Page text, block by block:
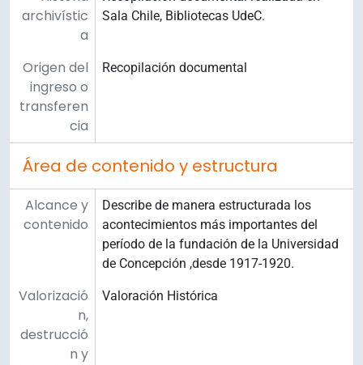
archivístic
a
Sala Chile, Bibliotecas UdeC.
Origen del
ingreso o
transferen
cia
Recopilación documental
Área de contenido y estructura
Alcance y
contenido
Describe de manera estructurada los
acontecimientos más importantes del
período de la fundación de la Universidad
de Concepción ,desde 1917-1920.
Valorizació
n,
destrucció
n y
Valoración Histórica